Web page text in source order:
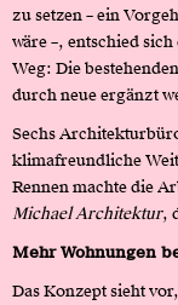
zu setzen – ein
wäre –, entschied
Weg: Die
durch neue ergänzt
Sechs
klimafreundliche
Rennen machte die
Michael Architektur,
Mehr Wohnungen
Das Konzept sieht